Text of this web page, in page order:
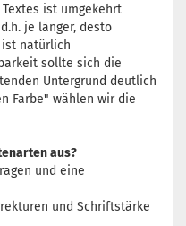
ist umgekehrt
je länger, desto
ist natürlich
sollte sich die
Untergrund deutlich
Farbe" wählen wir die
aus?
und eine
und Schriftstärke